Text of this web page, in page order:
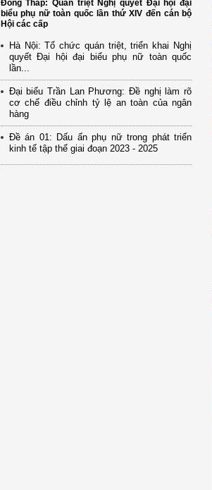
Đồng Tháp: Quán triệt Nghị quyết Đại hội đại
biểu phụ nữ toàn quốc lần thứ XIV đến cán bộ
Hội các cấp
Hà Nội: Tổ chức quán triệt, triển khai Nghị
quyết Đại hội đại biểu phụ nữ toàn quốc
lần...
Đại biểu Trần Lan Phương: Đề nghị làm rõ
cơ chế điều chỉnh tỷ lệ an toàn của ngân
hàng
Đề án 01: Dấu ấn phụ nữ trong phát triển
kinh tế tập thể giai đoạn 2023 - 2025